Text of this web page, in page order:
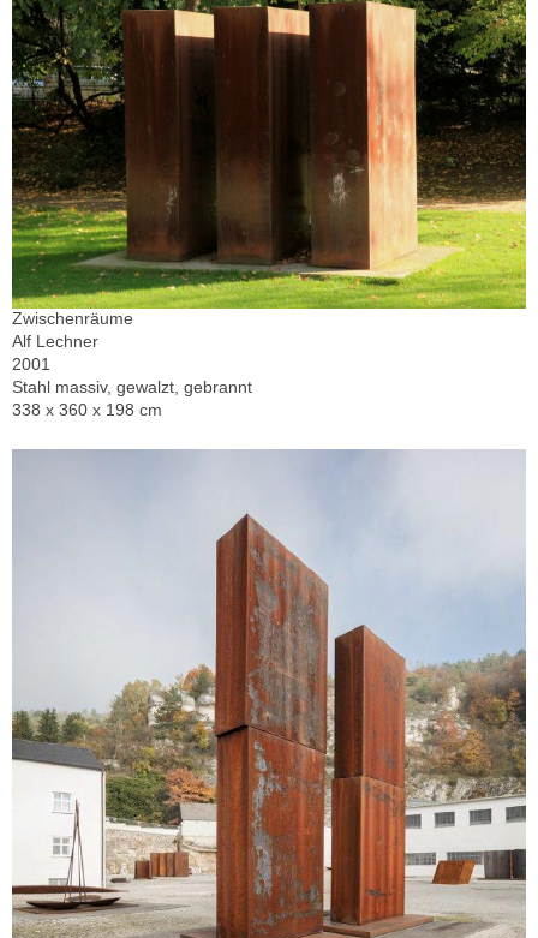
Zwischenräume
Alf Lechner
2001
Stahl massiv, gewalzt, gebrannt
338 x 360 x 198 cm